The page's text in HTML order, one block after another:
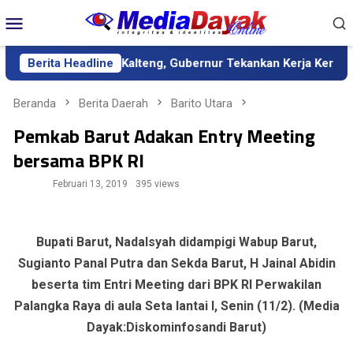
ke
kontenMobile
Berita Headline
Kalteng, Gubernur Tekankan Kerja Keras dan Kolaborasi
Beranda Berita Daerah Barito Utara
Pemkab Barut Adakan Entry Meeting
bersama BPK RI
Februari 13, 2019 395 views
Bupati Barut, Nadalsyah didampigi Wabup Barut,
Sugianto Panal Putra dan Sekda Barut, H Jainal Abidin
beserta tim Entri Meeting dari BPK RI Perwakilan
Palangka Raya di aula Seta lantai I, Senin (11/2). (Media
Dayak:Diskominfosandi Barut)